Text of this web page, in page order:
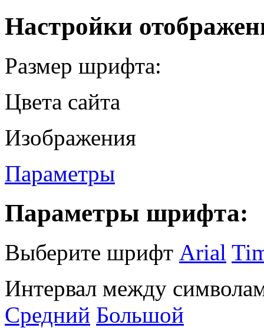
Настройки
Размер шрифта:
Цвета сайта
Изображения
Параметры
Параметры шрифта:
Выберите шрифт Arial
Интервал между
Средний Большой